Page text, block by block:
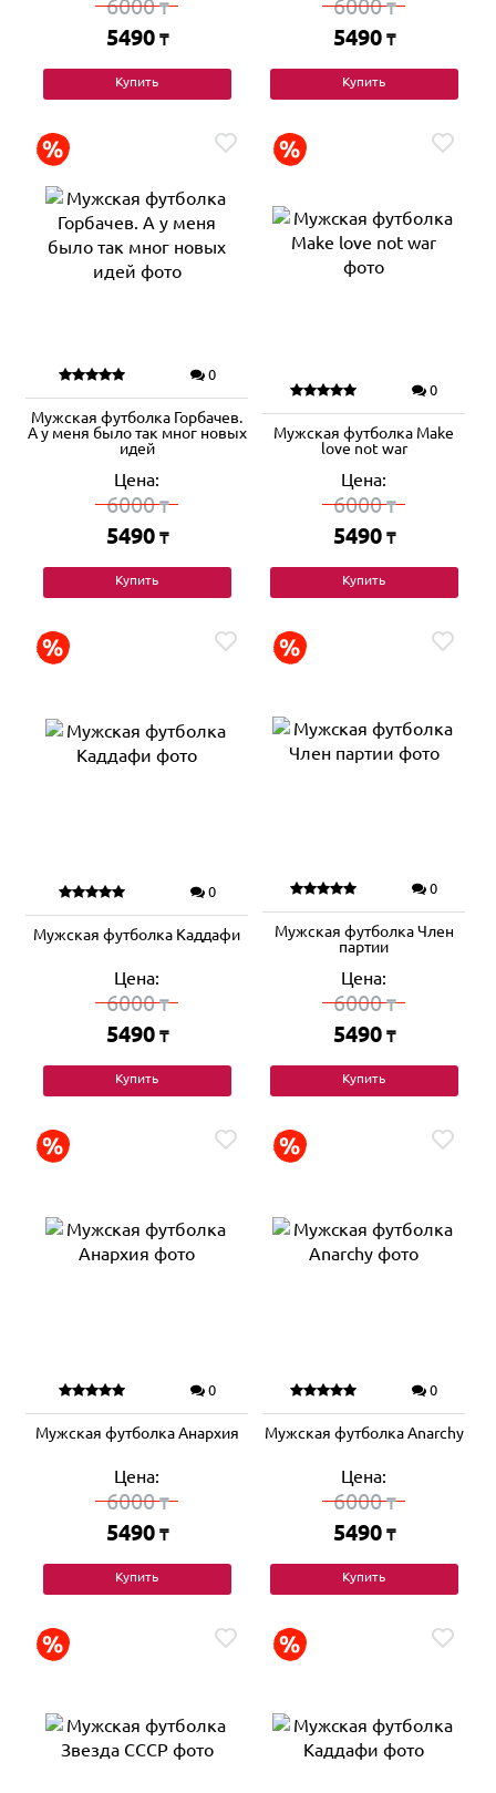
6000₸
5490 ₸
Купить
6000₸
5490 ₸
Купить
0
Мужская футболка Горбачев.
А у меня было так мног новых
идей
Цена:
6000₸
5490 ₸
Купить
0
Мужская футболка Make
love not war
Цена:
6000₸
5490 ₸
Купить
0
Мужская футболка Каддафи
Цена:
6000₸
5490 ₸
Купить
0
Мужская футболка Член
партии
Цена:
6000₸
5490 ₸
Купить
0
Мужская футболка Анархия
Цена:
6000₸
5490 ₸
Купить
0
Мужская футболка Anarchy
Цена:
6000₸
5490 ₸
Купить